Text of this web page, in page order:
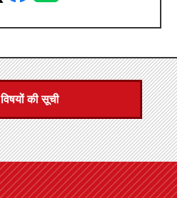
विषयों की सूची